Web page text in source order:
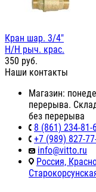
Кран шар. 3/4"
Н/Н рыч. крас.
350 руб.
Наши контакты
Магазин:
перерыва.
без перерыва
8 (861) 234-81-
+7 (989) 827-
info@vitto.ru
Россия,